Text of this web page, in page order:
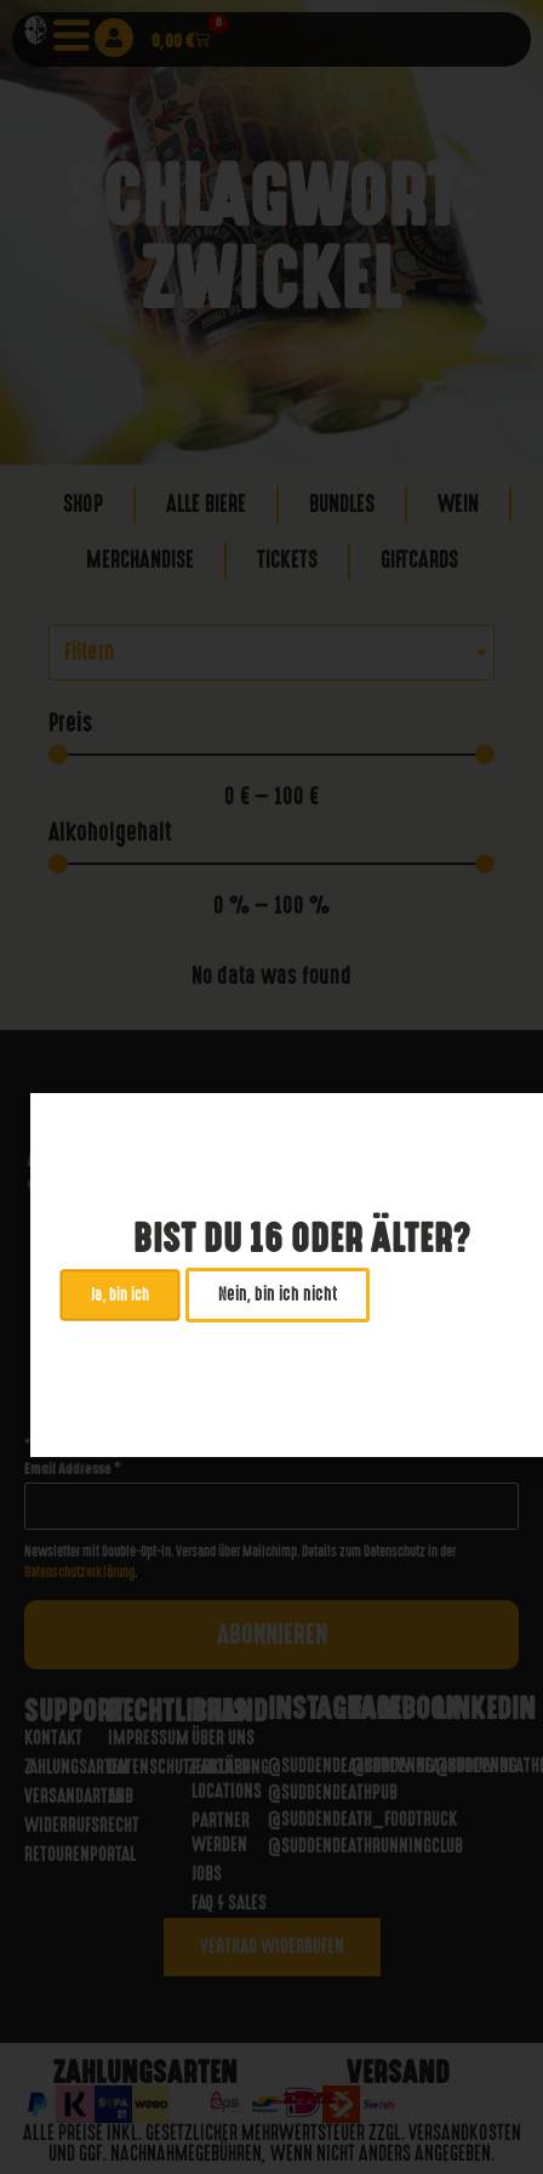
0,00€
0
SCHLAGWORT:
ZWICKEL
SHOP ALLE BIERE BUNDLES WEIN
MERCHANDISE TICKETS GIFTCARDS
Filtern
Preis
0 € — 100 €
Alkoholgehalt
0 % — 100 %
No data was found
*
Email Addresse*
Newsletter mit Double-Opt-In. Versand über Mailchimp. Details zum Datenschutz in der
Datenschutzerklärung.
SUPPORT
KONTAKT
ZAHLUNGSARTEN
VERSANDARTEN
WIDERRUFSRECHT
RETOURENPORTAL
RECHTLICHES
IMPRESSUM
DATENSCHUTZERKLÄRUNG
AGB
BRAND
ÜBER UNS
PARTNER
LOCATIONS
PARTNER
WERDEN
JOBS
FAQ / SALES
INSTAGRAM
@SUDDENDEATHBREWING
@SUDDENDEATHPUB
@SUDDENDEATH_FOODTRUCK
@SUDDENDEATHRUNNINGCLUB
FACEBOOK
@SUDDENDEATHBREWING
LINKEDIN
VERTRAG WIDERRUFEN
ZAHLUNGSARTEN VERSAND
ALLE PREISE INKL. GESETZLICHER MEHRWERTSTEUER ZZGL. VERSANDKOSTEN
UND GGF. NACHNAHMEGEBÜHREN, WENN NICHT ANDERS ANGEGEBEN.
BIST DU 16 ODER ÄLTER?
Ja, bin ich Nein, bin ich nicht